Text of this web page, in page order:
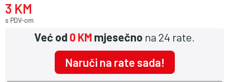
3 KM
s PDV-om
Već od0 KM mjesečno na 24 rate.
Naruči na rate sada!